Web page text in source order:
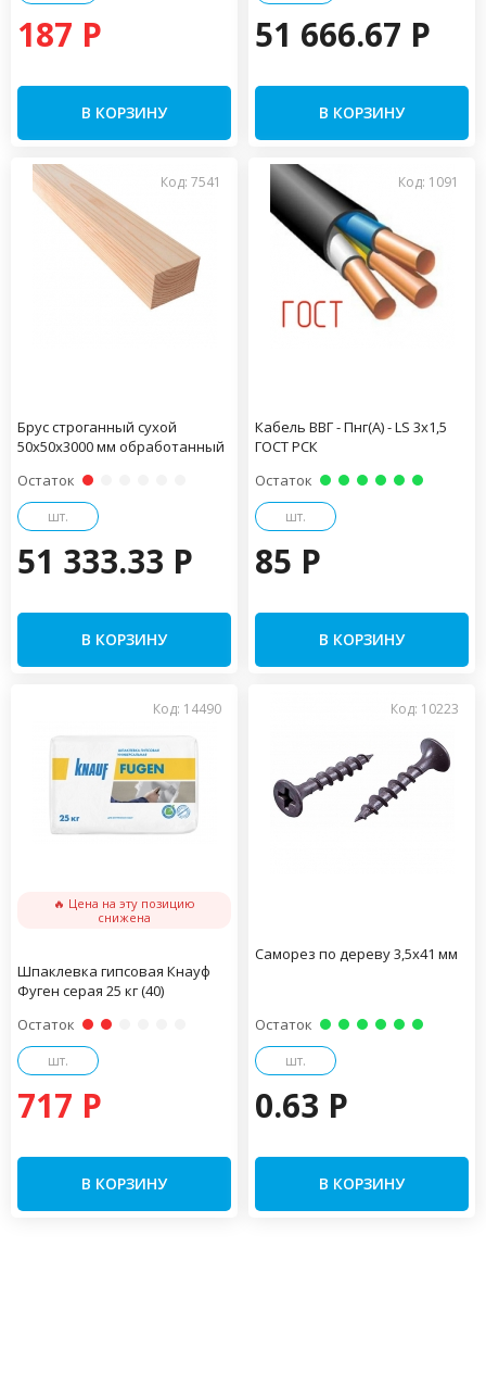
187 P
В КОРЗИНУ
51 666.67 P
В КОРЗИНУ
Код: 7541
Брус строганный сухой
50х50х3000 мм обработанный
Остаток
шт.
51 333.33 P
В КОРЗИНУ
Код: 1091
Кабель ВВГ - Пнг(А) - LS 3х1,5
ГОСТ РСК
Остаток
шт.
85 P
В КОРЗИНУ
Код: 14490
🔥 Цена на эту позицию
снижена
Шпаклевка гипсовая Кнауф
Фуген серая 25 кг (40)
Остаток
шт.
717 P
В КОРЗИНУ
Код: 10223
Саморез по дереву 3,5х41 мм
Остаток
шт.
0.63 P
В КОРЗИНУ